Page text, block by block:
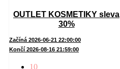
OUTLET KOSMETIKY sleva
30%
Začíná 2026-06-21 22:00:00
Končí 2026-08-16 21:59:00
10